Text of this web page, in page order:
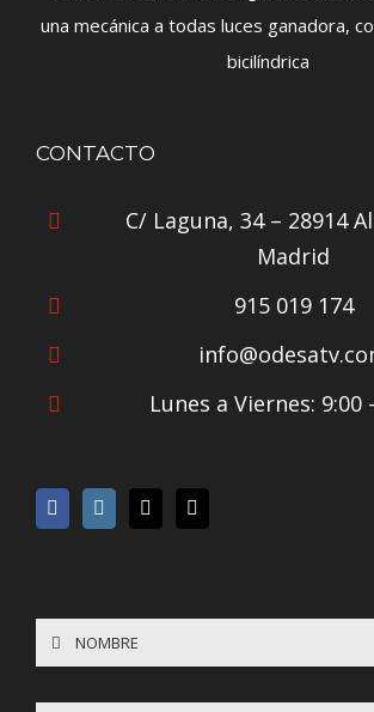
una mecánica a todas luces ganadora,
bicilíndrica
CONTACTO
C/ Laguna, 34 – 28914
Madrid
915 019 174
Lunes a Viernes: 9:00